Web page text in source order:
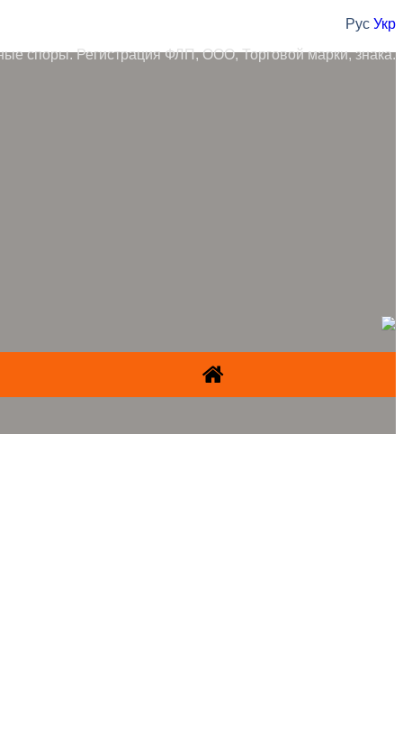
Рус Укр
споры. Регистрация ФЛП, ООО, Торговой марки, знака.